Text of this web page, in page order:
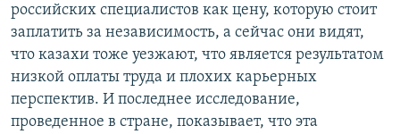
российских специалистов как цену, которую стоит
заплатить за независимость, а сейчас они видят,
что казахи тоже уезжают, что является результатом
низкой оплаты труда и плохих карьерных
перспектив. И последнее исследование,
проведенное в стране, показывает, что эта